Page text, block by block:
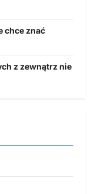
chce znać
z zewnątrz nie